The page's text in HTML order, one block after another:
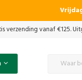
verzending vanaf €125.